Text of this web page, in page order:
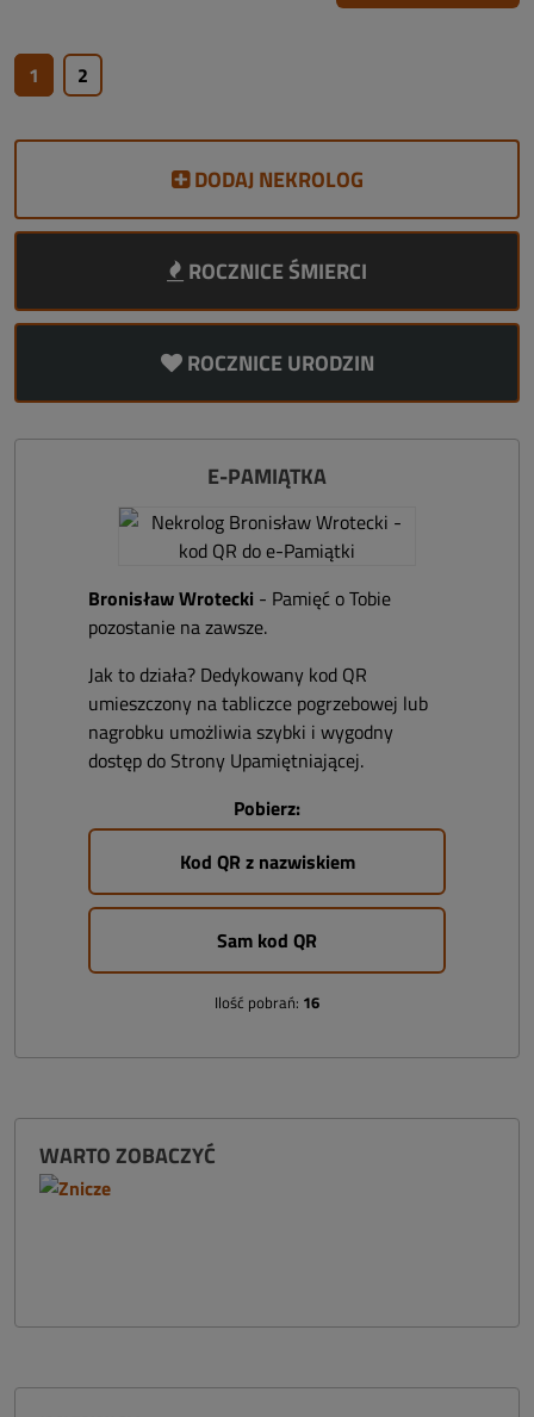
1 2
DODAJ NEKROLOG
ROCZNICE ŚMIERCI
ROCZNICE URODZIN
E-PAMIĄTKA
Bronisław Wrotecki - Pamięć o Tobie
pozostanie na zawsze.
Jak to działa? Dedykowany kod QR
umieszczony na tabliczce pogrzebowej lub
nagrobku umożliwia szybki i wygodny
dostęp do Strony Upamiętniającej.
Pobierz:
Kod QR z nazwiskiem
Sam kod QR
Ilość pobrań: 16
WARTO ZOBACZYĆ